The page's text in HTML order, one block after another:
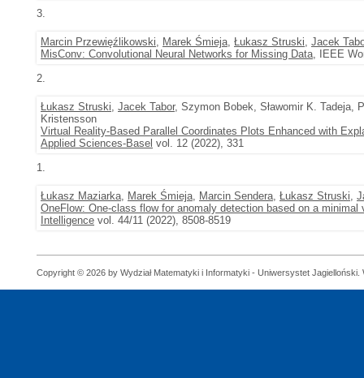
3.
Marcin Przewięźlikowski, Marek Śmieja, Łukasz Struski, Jacek
MisConv: Convolutional Neural Networks for Missing Data, IEEE
2.
Łukasz Struski, Jacek Tabor, Szymon Bobek, Sławomir K. Tadeja,
Kristensson
Virtual Reality-Based Parallel Coordinates Plots Enhanced with
Applied Sciences-Basel vol. 12 (2022), 331
1.
Łukasz Maziarka, Marek Śmieja, Marcin Sendera, Łukasz Struski,
OneFlow: One-class flow for anomaly detection based on a minimal
Intelligence vol. 44/11 (2022), 8508-8519
Copyright © 2026 by Wydział Matematyki i Informatyki - Uniwersystet